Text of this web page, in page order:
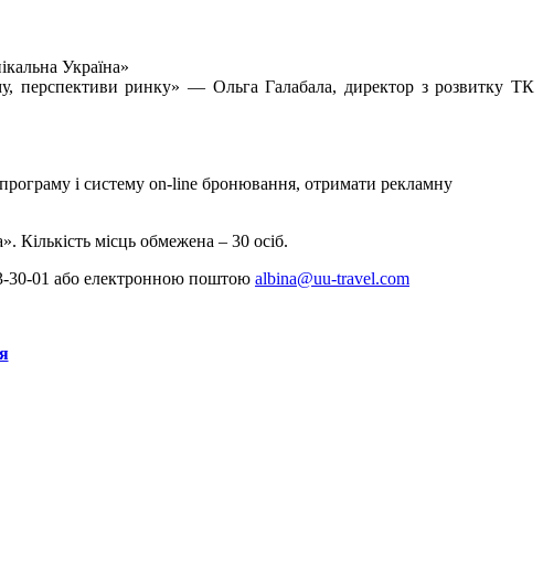
Україна»
перспективи ринку» — Ольга Галабала, директор з розвитку ТК
і систему on-line бронювання, отримати рекламну
Кількість місць обмежена – 30 осіб.
30-01 або електронною поштою albina@uu-travel.com